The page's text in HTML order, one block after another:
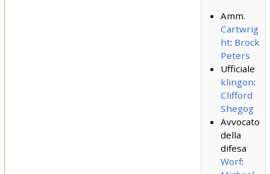
Amm.
Cartwrig
ht: Brock
Peters
Ufficiale
klingon:
Clifford
Shegog
Avvocato
della
difesa
Worf: